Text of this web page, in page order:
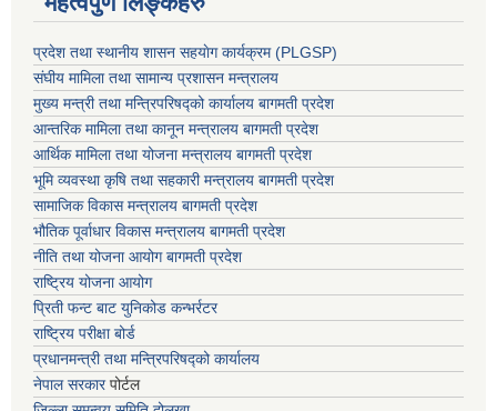
प्रदेश तथा स्थानीय शासन सहयाेग कार्यक्रम (PLGSP)
संघीय मामिला तथा सामान्य प्रशासन मन्त्रालय
मुख्य मन्त्री तथा मन्त्रिपरिषद्को कार्यालय बागमती प्रदेश
आन्तरिक मामिला तथा कानून मन्त्रालय बागमती प्रदेश
आर्थिक मामिला तथा योजना मन्त्रालय बागमती प्रदेश
भूमि व्यवस्था कृषि तथा सहकारी मन्त्रालय बागमती प्रदेश
सामाजिक विकास मन्त्रालय बागमती प्रदेश
भौतिक पूर्वाधार विकास मन्त्रालय बागमती प्रदेश
नीति तथा योजना आयोग बागमती प्रदेश
राष्ट्रिय योजना आयोग
प्रिती फन्ट बाट युनिकोड कन्भर्रटर
राष्ट्रिय परीक्षा बोर्ड
प्रधानमन्त्री तथा मन्त्रिपरिषद्को कार्यालय
नेपाल सरकारपोर्टल